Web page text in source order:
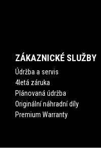
ZÁKAZNICKÉ SLUŽBY
Údržba a servis
4letá záruka
Plánovaná údržba
Originální náhradní díly
Premium Warranty